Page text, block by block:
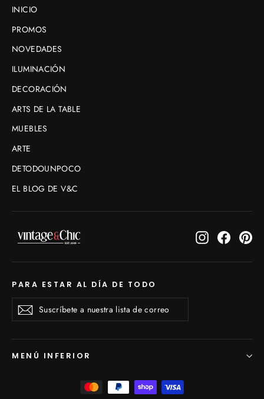
Disfruta de un 10% dto en tu
INICIO
PROMOS
NOVEDADES
ILUMINACIÓN
DECORACIÓN
ARTS DE LA TABLE
MUEBLES
ARTE
DETODOUNPOCO
EL BLOG DE V&C
Instagram
PARA ESTAR AL DÍA DE TODO
nuestra
correo
Suscribirse
MENÚ INFERIOR